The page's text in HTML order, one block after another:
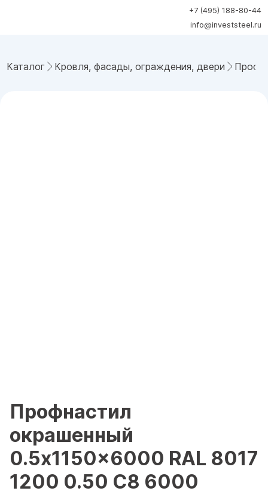
+7 (495) 188-80-44
info@investsteel.ru
Каталог Кровля, фасады, ограждения, двери
Профнастил
окрашенный
0.5x1150x6000 RAL 8017
1200 0.50 С8 6000